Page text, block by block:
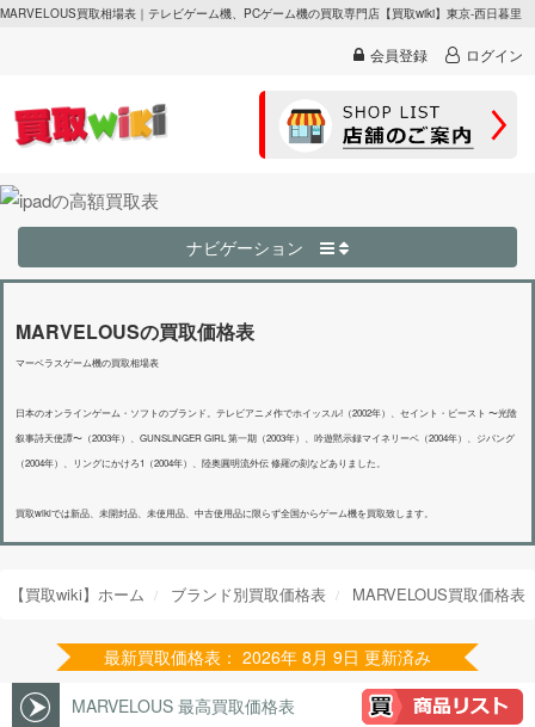
MARVELOUS買取相場表｜テレビゲーム機、PCゲーム機の買取専門店【買取wiki】東京-西日暮里
会員登録 ログイン
ナビゲーション
MARVELOUSの買取価格表
マーベラスゲーム機の買取相場表
日本のオンラインゲーム・ソフトのブランド。テレビアニメ作でホイッスル!（2002年）、セイント・ビースト 〜光陰
叙事詩天使譚〜（2003年）、GUNSLINGER GIRL 第一期（2003年）、吟遊黙示録マイネリーベ（2004年）、ジパング
（2004年）、リングにかけろ1（2004年）、陸奥圓明流外伝 修羅の刻などありました。
買取wikiでは新品、未開封品、未使用品、中古使用品に限らず全国からゲーム機を買取致します。
【買取wiki】ホーム ブランド別買取価格表 MARVELOUS買取価格表
最新買取価格表： 2026年 8月 9日 更新済み
MARVELOUS 最高買取価格表